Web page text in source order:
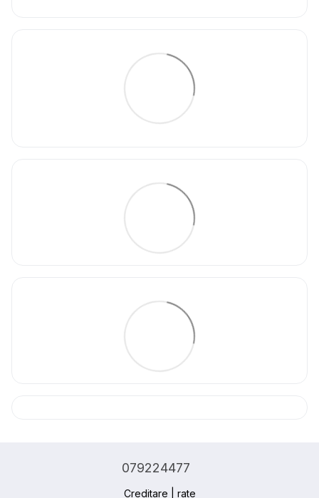
079224477
Creditare | rate